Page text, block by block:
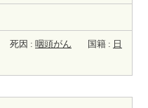
死因 : 咽頭がん 国籍 : 日